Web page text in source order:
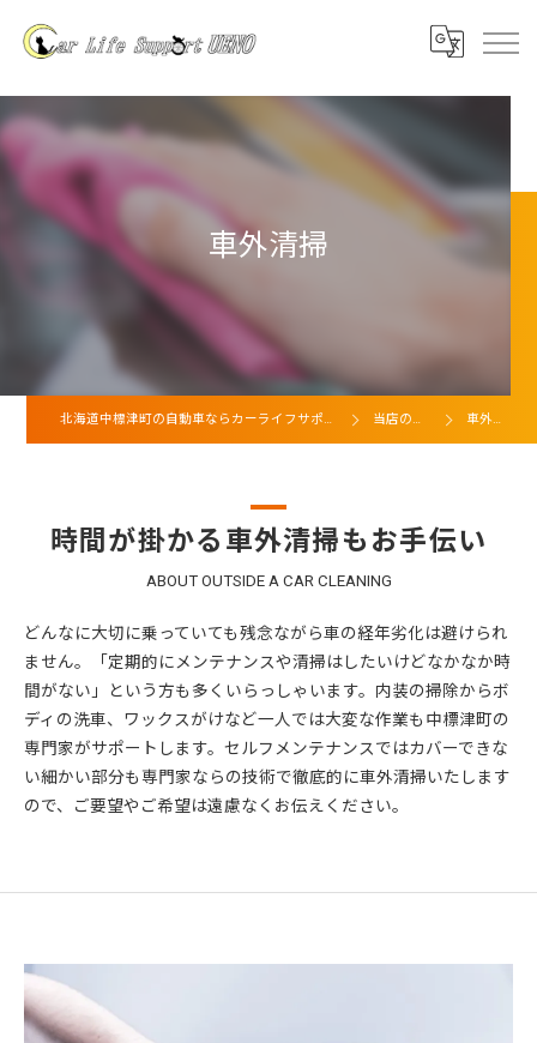
車外清掃
北海道中標津町の自動車ならカーライフサポート上野 当店の特徴 車外清掃
時間が掛かる車外清掃もお手伝い
ABOUT OUTSIDE A CAR CLEANING
どんなに大切に乗っていても残念ながら車の経年劣化は避けられ
ません。「定期的にメンテナンスや清掃はしたいけどなかなか時
間がない」という方も多くいらっしゃいます。内装の掃除からボ
ディの洗車、ワックスがけなど一人では大変な作業も中標津町の
専門家がサポートします。セルフメンテナンスではカバーできな
い細かい部分も専門家ならの技術で徹底的に車外清掃いたします
ので、ご要望やご希望は遠慮なくお伝えください。